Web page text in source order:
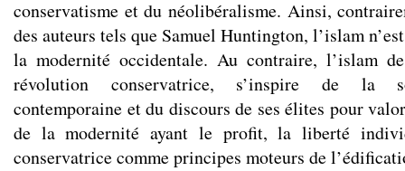
conservatisme et du néolibéralisme. Ainsi,
des auteurs tels que Samuel Huntington, l’islam
la modernité occidentale. Au contraire, l’islam
révolution conservatrice, s’inspire de la
contemporaine et du discours de ses élites pour
de la modernité ayant le profit, la liberté
conservatrice comme principes moteurs de